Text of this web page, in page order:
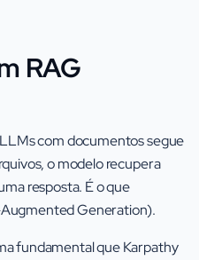
RAG
com documentos segue
o modelo recupera
resposta. É o que
Generation).
fundamental que Karpathy